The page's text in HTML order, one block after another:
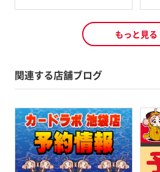
もっと見る
関連する店舗ブログ